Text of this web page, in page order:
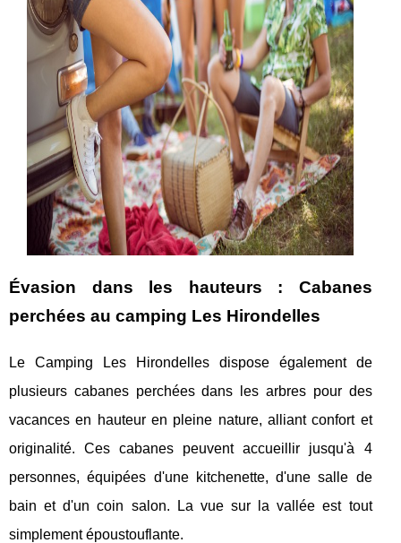
Évasion dans les hauteurs : Cabanes
perchées au camping Les Hirondelles
Le Camping Les Hirondelles dispose également de
plusieurs cabanes perchées dans les arbres pour des
vacances en hauteur en pleine nature, alliant confort et
originalité. Ces cabanes peuvent accueillir jusqu'à 4
personnes, équipées d'une kitchenette, d'une salle de
bain et d'un coin salon. La vue sur la vallée est tout
simplement époustouflante.